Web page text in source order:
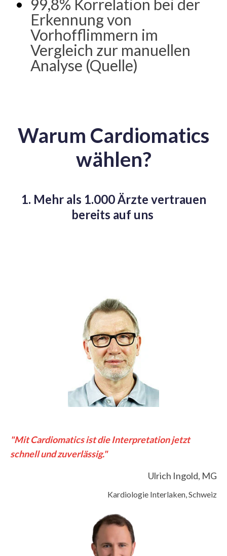
99,8% Korrelation bei der
Erkennung von
Vorhofflimmern im
Vergleich zur manuellen
Analyse (Quelle)
Warum Cardiomatics
wählen?
1. Mehr als 1.000 Ärzte vertrauen
bereits auf uns
"Mit Cardiomatics ist die Interpretation jetzt
schnell und zuverlässig."
Ulrich Ingold, MG
Kardiologie Interlaken, Schweiz